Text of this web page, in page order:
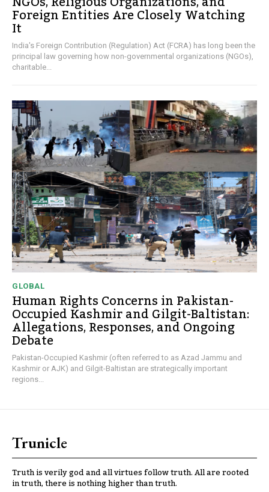
Foreign Entities Are Closely Watching
It
India's Foreign Contribution (Regulation) Act (FCRA) has long been the
principal law governing how non-governmental organizations (NGOs),
charitable...
GLOBAL
Human Rights Concerns in Pakistan-
Occupied Kashmir and Gilgit-Baltistan:
Allegations, Responses, and Ongoing
Debate
Pakistan-Occupied Kashmir (often referred to as Azad Jammu and
Kashmir or AJK) and Gilgit-Baltistan are strategically important
regions...
Trunicle
Truth is verily god and all virtues follow truth. All are rooted
in truth, there is nothing higher than truth.